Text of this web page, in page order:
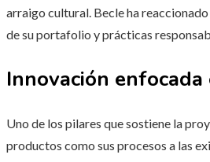
arraigo cultural. Becle ha
de su portafolio y prácticas
Innovación
Uno de los pilares que sostiene la
productos como sus procesos a las